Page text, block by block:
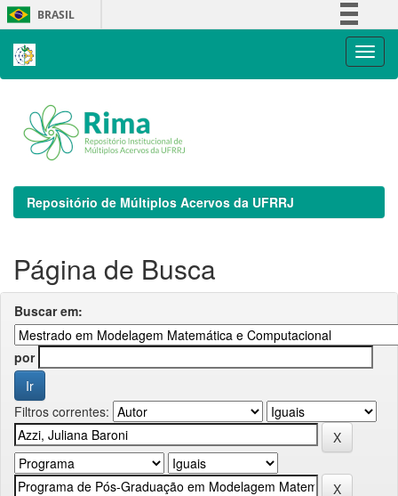
Skip
navigation
BRASIL
Repositório de Múltiplos Acervos da UFRRJ
Página de Busca
Buscar em:
por
Filtros correntes: